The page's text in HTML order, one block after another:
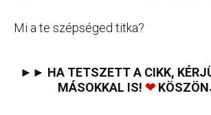
Mi a te szépséged titka?
►► HA TETSZETT A CIKK,
MÁSOKKAL IS! ❤